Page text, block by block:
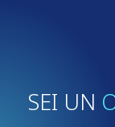
SEI UN